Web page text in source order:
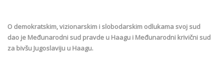
O demokratskim, vizionarskim i slobodarskim odlukama svoj sud
dao je Međunarodni sud pravde u Haagu i Međunarodni krivični sud
za bivšu Jugoslaviju u Haagu.